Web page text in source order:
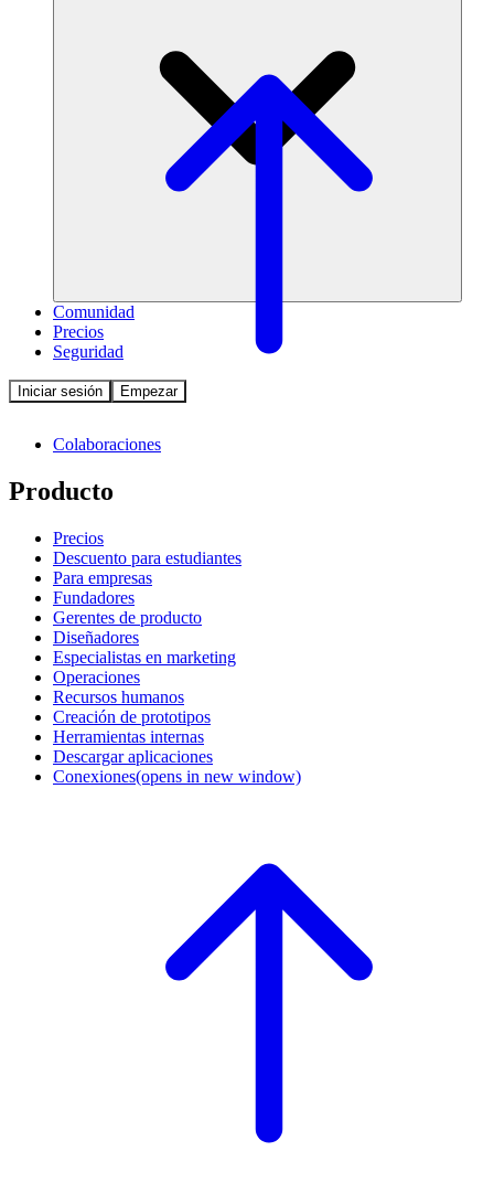
Comunidad
Precios
Seguridad
Iniciar sesión Empezar
Colaboraciones
Producto
Precios
Descuento para estudiantes
Para empresas
Fundadores
Gerentes de producto
Diseñadores
Especialistas en marketing
Operaciones
Recursos humanos
Creación de prototipos
Herramientas internas
Descargar aplicaciones
Conexiones(opens in new window)